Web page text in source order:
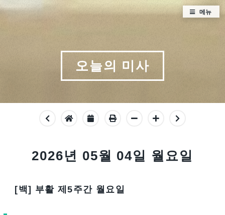
오늘의 미사
2026년 05월 04일 월요일
[백] 부활 제5주간 월요일
메뉴